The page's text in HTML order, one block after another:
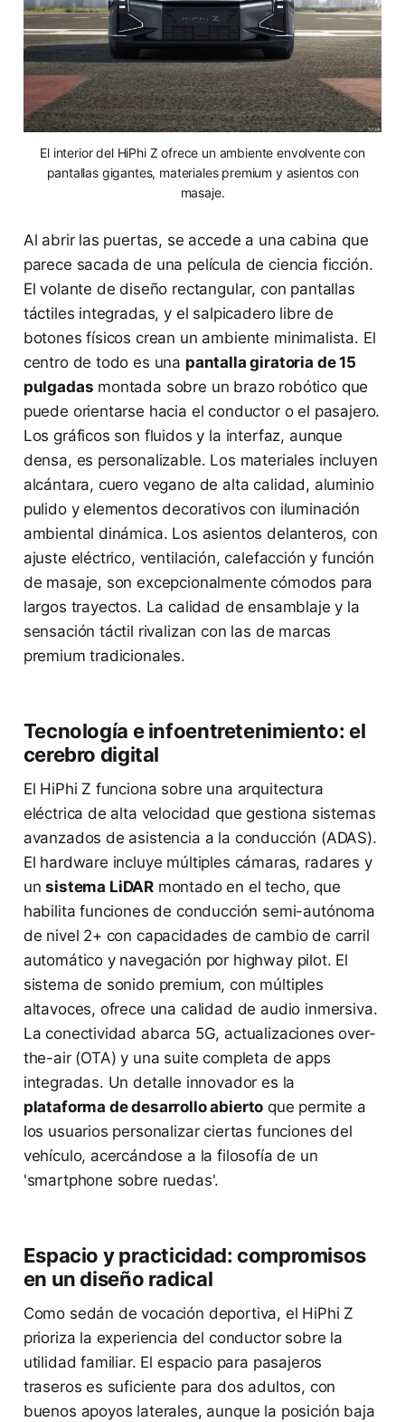
El interior del HiPhi Z ofrece un ambiente envolvente con
pantallas gigantes, materiales premium y asientos con
masaje.
Al abrir las puertas, se accede a una cabina que
parece sacada de una película de ciencia ficción.
El volante de diseño rectangular, con pantallas
táctiles integradas, y el salpicadero libre de
botones físicos crean un ambiente minimalista. El
centro de todo es una pantalla giratoria de 15
pulgadas montada sobre un brazo robótico que
puede orientarse hacia el conductor o el pasajero.
Los gráficos son fluidos y la interfaz, aunque
densa, es personalizable. Los materiales incluyen
alcántara, cuero vegano de alta calidad, aluminio
pulido y elementos decorativos con iluminación
ambiental dinámica. Los asientos delanteros, con
ajuste eléctrico, ventilación, calefacción y función
de masaje, son excepcionalmente cómodos para
largos trayectos. La calidad de ensamblaje y la
sensación táctil rivalizan con las de marcas
premium tradicionales.
Tecnología e infoentretenimiento: el
cerebro digital
El HiPhi Z funciona sobre una arquitectura
eléctrica de alta velocidad que gestiona sistemas
avanzados de asistencia a la conducción (ADAS).
El hardware incluye múltiples cámaras, radares y
unsistema LiDAR montado en el techo, que
habilita funciones de conducción semi-autónoma
de nivel 2+ con capacidades de cambio de carril
automático y navegación por highway pilot. El
sistema de sonido premium, con múltiples
altavoces, ofrece una calidad de audio inmersiva.
La conectividad abarca 5G, actualizaciones over-
the-air (OTA) y una suite completa de apps
integradas. Un detalle innovador es la
plataforma de desarrollo abierto que permite a
los usuarios personalizar ciertas funciones del
vehículo, acercándose a la filosofía de un
'smartphone sobre ruedas'.
Espacio y practicidad: compromisos
en un diseño radical
Como sedán de vocación deportiva, el HiPhi Z
prioriza la experiencia del conductor sobre la
utilidad familiar. El espacio para pasajeros
traseros es suficiente para dos adultos, con
buenos apoyos laterales, aunque la posición baja